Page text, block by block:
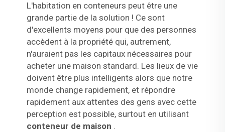
L'habitation en conteneurs peut être une
grande partie de la solution ! Ce sont
d'excellents moyens pour que des personnes
accèdent à la propriété qui, autrement,
n'auraient pas les capitaux nécessaires pour
acheter une maison standard. Les lieux de vie
doivent être plus intelligents alors que notre
monde change rapidement, et répondre
rapidement aux attentes des gens avec cette
perception est possible, surtout en utilisant
conteneur de maison .